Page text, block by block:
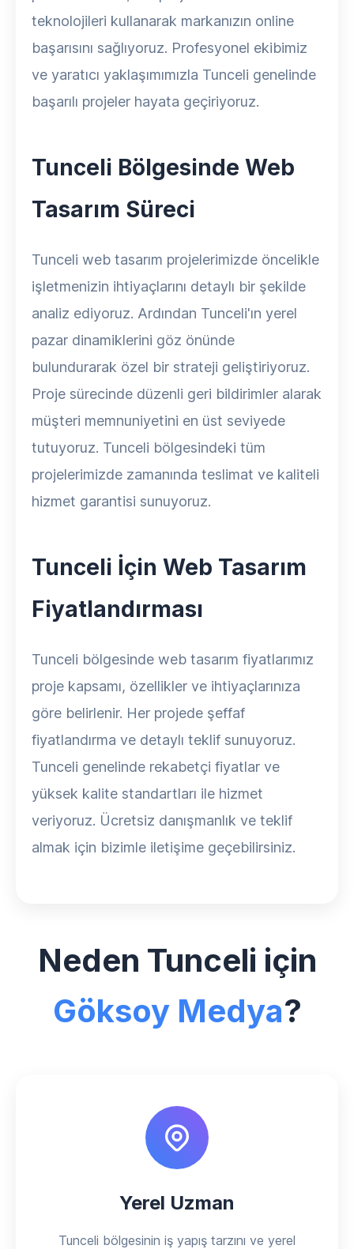
teknolojileri kullanarak markanızın online
başarısını sağlıyoruz. Profesyonel ekibimiz
ve yaratıcı yaklaşımımızla Tunceli genelinde
başarılı projeler hayata geçiriyoruz.
Tunceli Bölgesinde Web
Tasarım Süreci
Tunceli web tasarım projelerimizde öncelikle
işletmenizin ihtiyaçlarını detaylı bir şekilde
analiz ediyoruz. Ardından Tunceli'ın yerel
pazar dinamiklerini göz önünde
bulundurarak özel bir strateji geliştiriyoruz.
Proje sürecinde düzenli geri bildirimler alarak
müşteri memnuniyetini en üst seviyede
tutuyoruz. Tunceli bölgesindeki tüm
projelerimizde zamanında teslimat ve kaliteli
hizmet garantisi sunuyoruz.
Tunceli İçin Web Tasarım
Fiyatlandırması
Tunceli bölgesinde web tasarım fiyatlarımız
proje kapsamı, özellikler ve ihtiyaçlarınıza
göre belirlenir. Her projede şeffaf
fiyatlandırma ve detaylı teklif sunuyoruz.
Tunceli genelinde rekabetçi fiyatlar ve
yüksek kalite standartları ile hizmet
veriyoruz. Ücretsiz danışmanlık ve teklif
almak için bizimle iletişime geçebilirsiniz.
Neden Tunceli için
Göksoy Medya?
Yerel Uzman
Tunceli bölgesinin iş yapış tarzını ve yerel